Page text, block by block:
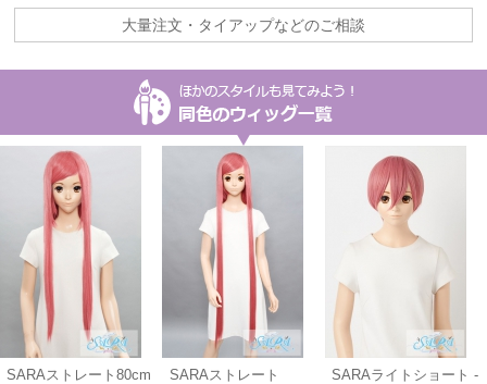
大量注文・タイアップなどのご相談
SARAストレート80cm
SARAストレート
SARAライトショート -